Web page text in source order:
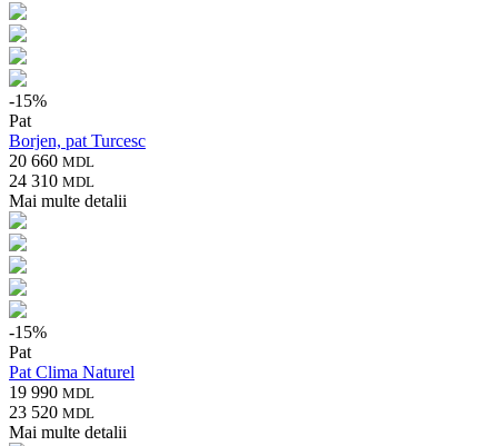
-15%
Pat
Borjen, pat Turcesc
20 660 MDL
24 310 MDL
Mai multe detalii
-15%
Pat
Pat Clima Naturel
19 990 MDL
23 520 MDL
Mai multe detalii